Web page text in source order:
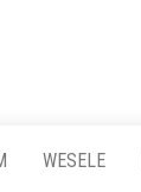
WESELE